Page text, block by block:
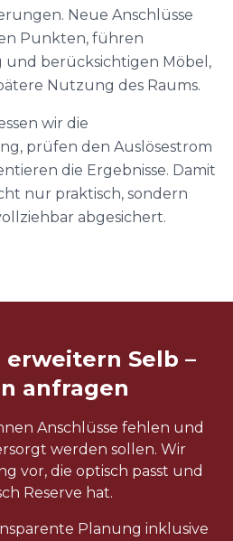
Neue Anschlüsse
Punkten, führen
berücksichtigen Möbel,
Nutzung des Raums.
wir die
prüfen den Auslösestrom
die Ergebnisse. Damit
nur praktisch, sondern
abgesichert.
erweitern Selb –
anfragen
Anschlüsse fehlen und
werden sollen. Wir
vor, die optisch passt und
Reserve hat.
Planung inklusive